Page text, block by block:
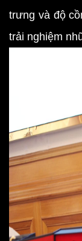
trưng và độ
trải nghiệm